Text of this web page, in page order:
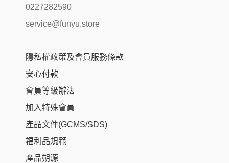
0227282590
service@funyu.store
隱私權政策及會員服務條款
安心付款
會員等級辦法
加入特殊會員
產品文件(GCMS/SDS)
福利品規範
產品朔源